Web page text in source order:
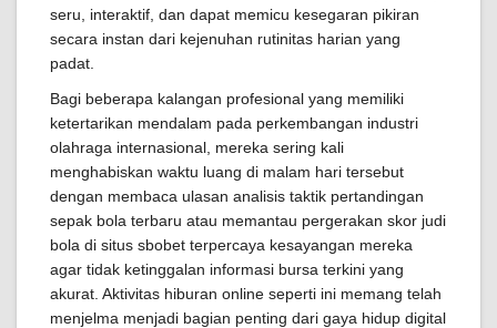
seru, interaktif, dan dapat memicu kesegaran pikiran
secara instan dari kejenuhan rutinitas harian yang
padat.
Bagi beberapa kalangan profesional yang memiliki
ketertarikan mendalam pada perkembangan industri
olahraga internasional, mereka sering kali
menghabiskan waktu luang di malam hari tersebut
dengan membaca ulasan analisis taktik pertandingan
sepak bola terbaru atau memantau pergerakan skor judi
bola di situs sbobet terpercaya kesayangan mereka
agar tidak ketinggalan informasi bursa terkini yang
akurat. Aktivitas hiburan online seperti ini memang telah
menjelma menjadi bagian penting dari gaya hidup digital